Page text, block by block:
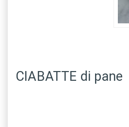
CIABATTE di pane